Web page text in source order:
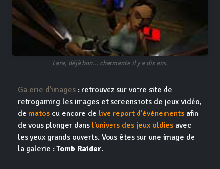
Lara, déjà bon... charmante il y a dix ans.
Galerie d'images : retrouvez sur votre site de
retrogaming les images et screenshots de jeux vidéo,
de matos ou encore de live report d'événements afin
de vous plonger dans l'univers des jeux oldies avec
les yeux grands ouverts. Vous êtes sur une image de
la galerie : Tomb Raider.